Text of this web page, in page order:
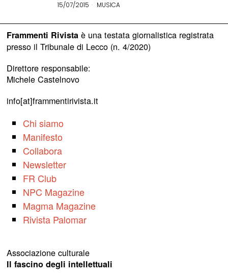
15/07/2015 MUSICA
Frammenti Rivistaè una testata giornalistica registrata
presso il Tribunale di Lecco (n. 4/2020)
Direttore responsabile:
Michele Castelnovo
info[at]frammentirivista.it
Chi siamo
Manifesto
Collabora
Newsletter
FR Club
NPC Magazine
Magma Magazine
Rivista Palomar
Associazione culturale
Il fascino degli intellettuali